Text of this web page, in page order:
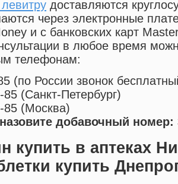
доставляются
через электронные
и с банковских карт
в любое время
телефонам:
(по России звонок
85 (Санкт-Петербург)
85 (Москва)
добавочный номер:
купить в аптеках
купить